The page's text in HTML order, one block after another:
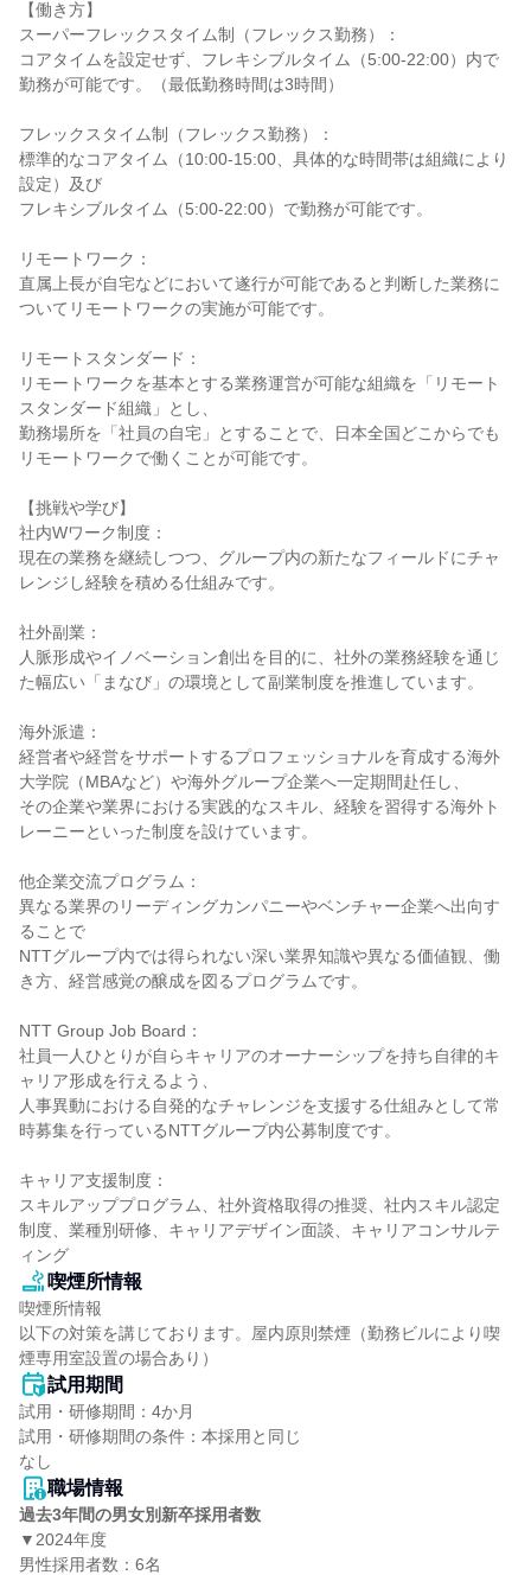
【働き方】
スーパーフレックスタイム制（フレックス勤務）：
コアタイムを設定せず、フレキシブルタイム（5:00-22:00）内で
勤務が可能です。（最低勤務時間は3時間）
フレックスタイム制（フレックス勤務）：
標準的なコアタイム（10:00-15:00、具体的な時間帯は組織により
設定）及び
フレキシブルタイム（5:00-22:00）で勤務が可能です。
リモートワーク：
直属上長が自宅などにおいて遂行が可能であると判断した業務に
ついてリモートワークの実施が可能です。
リモートスタンダード：
リモートワークを基本とする業務運営が可能な組織を「リモート
スタンダード組織」とし、
勤務場所を「社員の自宅」とすることで、日本全国どこからでも
リモートワークで働くことが可能です。
【挑戦や学び】
社内Wワーク制度：
現在の業務を継続しつつ、グループ内の新たなフィールドにチャ
レンジし経験を積める仕組みです。
社外副業：
人脈形成やイノベーション創出を目的に、社外の業務経験を通じ
た幅広い「まなび」の環境として副業制度を推進しています。
海外派遣：
経営者や経営をサポートするプロフェッショナルを育成する海外
大学院（MBAなど）や海外グループ企業へ一定期間赴任し、
その企業や業界における実践的なスキル、経験を習得する海外ト
レーニーといった制度を設けています。
他企業交流プログラム：
異なる業界のリーディングカンパニーやベンチャー企業へ出向す
ることで
NTTグループ内では得られない深い業界知識や異なる価値観、働
き方、経営感覚の醸成を図るプログラムです。
NTT Group Job Board：
社員一人ひとりが自らキャリアのオーナーシップを持ち自律的キ
ャリア形成を行えるよう、
人事異動における自発的なチャレンジを支援する仕組みとして常
時募集を行っているNTTグループ内公募制度です。
キャリア支援制度：
スキルアッププログラム、社外資格取得の推奨、社内スキル認定
制度、業種別研修、キャリアデザイン面談、キャリアコンサルテ
ィング
喫煙所情報
喫煙所情報
以下の対策を講じております。屋内原則禁煙（勤務ビルにより喫
煙専用室設置の場合あり）
試用期間
試用・研修期間：4か月
試用・研修期間の条件：本採用と同じ
職場情報
過去3年間の男女別新卒採用者数
▼2024年度
男性採用者数：6名